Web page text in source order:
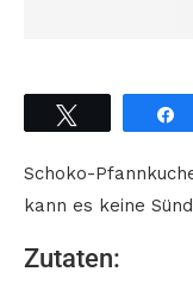
Schoko-
kann es keine
Zutaten: